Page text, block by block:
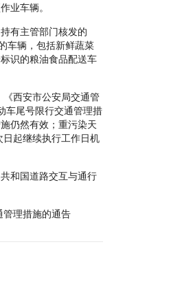
业车辆。
有主管部门核发的
车辆，包括新鲜蔬菜
识的粮油食品配送车
西安市公安局交通管
车尾号限行交通管理措
仍然有效；重污染天
起继续执行工作日机
和国道路交互与通行
理措施的通告